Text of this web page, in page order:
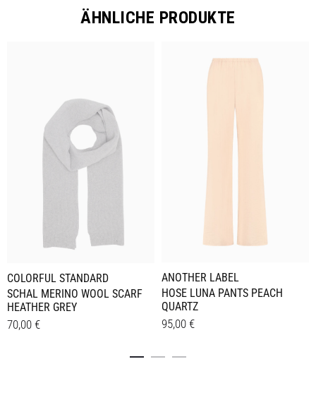
ÄHNLICHE PRODUKTE
COLORFUL STANDARD
SCHAL MERINO WOOL SCARF
HEATHER GREY
70,00 €
ANOTHER LABEL
HOSE LUNA PANTS PEACH
QUARTZ
95,00 €